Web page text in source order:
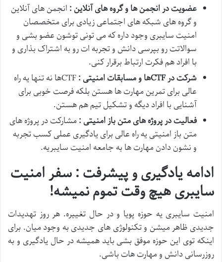
عضویت در انجمن ها و گروه های آنلاین : انجمن های آنلاین
و گروه های شبکه های اجتماعی زیادی برای متخصصان
امنیت سایبری وجود داره که می تونی توشون عضو بشی و
سوالاتت رو بپرسی دانش و تجربه ات رو به اشتراک بذاری و
با افراد هم فکرت ارتباط برقرار کنی.
شرکت در
ها و مسابقات امنیتی :
CTFها نه تنها یه راه
عالی برای تمرین مهارت ها هستن بلکه فرصت خوبی برای
آشنایی با افراد دیگه و تشکیل تیم هم هستن.
فعالیت در پروژه های متن باز امنیتی :مشارکت در پروژه های
متن باز امنیتی یه راه عالی برای یادگیری عملی کسب تجربه
و نشون دادن مهارت ها به جامعه امنیت سایبریه.
ادامه یادگیری و پیشرفت : سفر امنیت
سایبری هیچ وقت تموم نمیشه!
امنیت سایبری یه حوزه پویا و در حال تغییره. هر روز تهدیدات
جدیدی ظاهر میشن و تکنولوژی های جدیدی به وجود میان. برای
اینکه توی این حوزه موفق بشی باید همیشه در حال یادگیری و به
روزرسانی دانش و مهارت هات باشی.